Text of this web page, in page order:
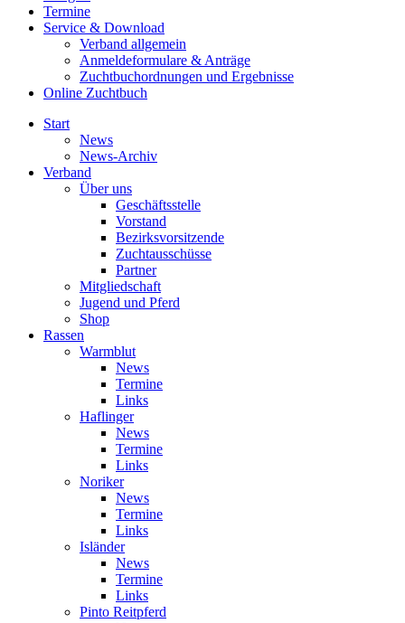
Termine
Service & Download
Verband allgemein
Anmeldeformulare & Anträge
Zuchtbuchordnungen und Ergebnisse
Online Zuchtbuch
Start
News
News-Archiv
Verband
Über uns
Geschäftsstelle
Vorstand
Bezirksvorsitzende
Zuchtausschüsse
Partner
Mitgliedschaft
Jugend und Pferd
Shop
Rassen
Warmblut
News
Termine
Links
Haflinger
News
Termine
Links
Noriker
News
Termine
Links
Isländer
News
Termine
Links
Pinto Reitpferd